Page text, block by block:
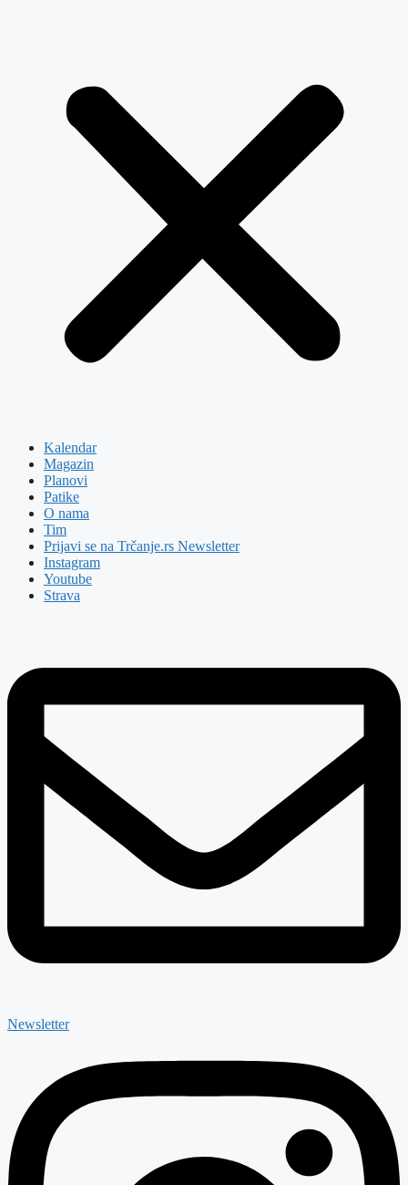
Kalendar
Magazin
Planovi
Patike
O nama
Tim
Prijavi se na Trčanje.rs Newsletter
Instagram
Youtube
Strava
Newsletter